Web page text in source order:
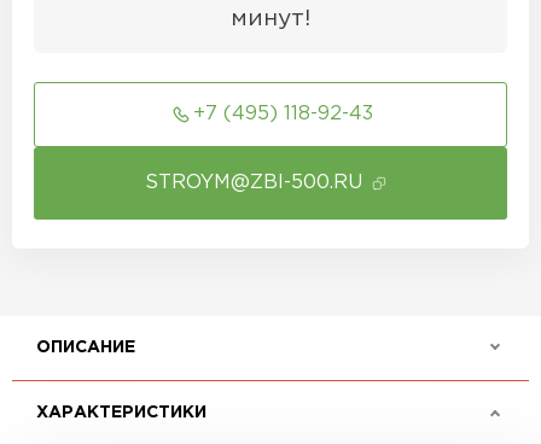
минут!
+7 (495) 118-92-43
STROYM@ZBI-500.RU
ОПИСАНИЕ
ХАРАКТЕРИСТИКИ